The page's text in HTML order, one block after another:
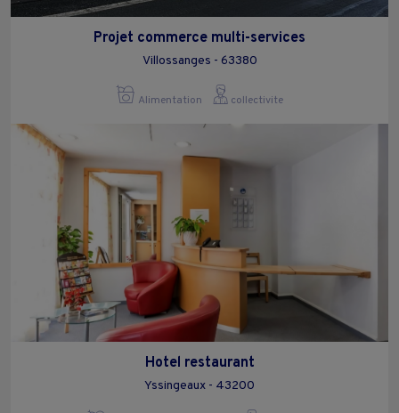
Projet commerce multi-services
Villossanges - 63380
Alimentation collectivite
Hotel restaurant
Yssingeaux - 43200